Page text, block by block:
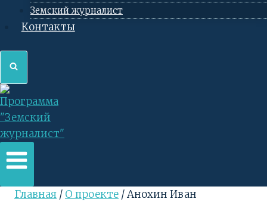
Земский журналист
Контакты
Главная / О проекте /Анохин Иван